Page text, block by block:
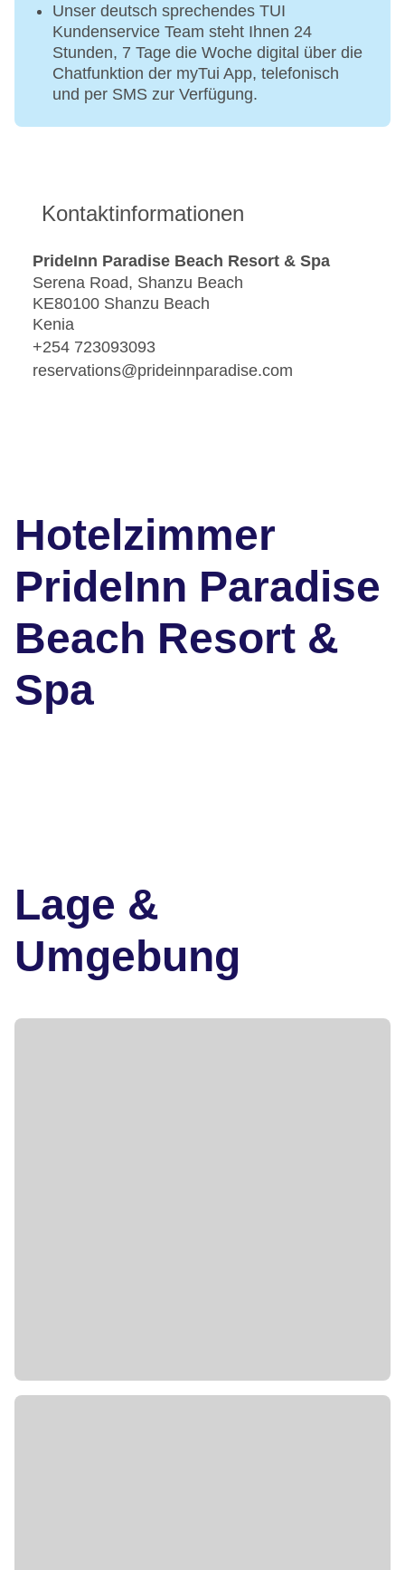
Unser deutsch sprechendes TUI
Kundenservice Team steht Ihnen 24
Stunden, 7 Tage die Woche digital über die
Chatfunktion der myTui App, telefonisch
und per SMS zur Verfügung.
Kontaktinformationen
PrideInn Paradise Beach Resort & Spa
Serena Road, Shanzu Beach
KE80100 Shanzu Beach
Kenia
+254 723093093
reservations@prideinnparadise.com
Hotelzimmer
PrideInn Paradise
Beach Resort &
Spa
Lage &
Umgebung